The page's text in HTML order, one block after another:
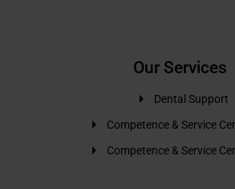
Our Services
Dental Support
Competence & Service
Competence & Service